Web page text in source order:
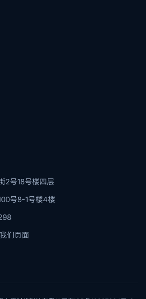
2号18号楼四层
号8-1号楼4楼
们页面